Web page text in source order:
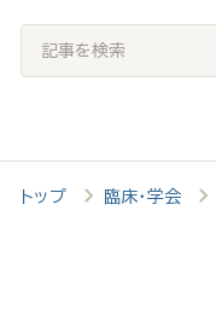
記
事
検
索
トップ 臨床・学会